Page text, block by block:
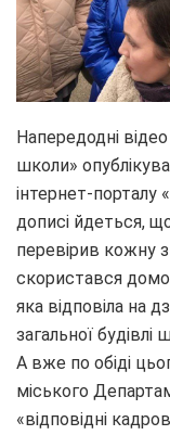
Напередодні
школи»
інтернет-порталу
дописі йдеться,
перевірив кожну
скористався
яка відповіла на
загальної будівлі
А вже по обіді
міського
«відповідні